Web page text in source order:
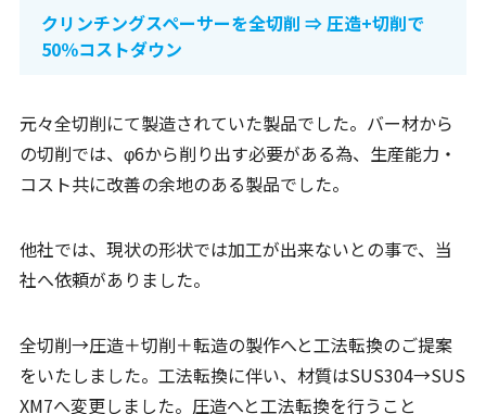
クリンチングスペーサーを全切削 ⇒ 圧造+切削で
50％コストダウン
元々全切削にて製造されていた製品でした。バー材から
の切削では、φ6から削り出す必要がある為、生産能力・
コスト共に改善の余地のある製品でした。
他社では、現状の形状では加工が出来ないとの事で、当
社へ依頼がありました。
全切削→圧造＋切削＋転造の製作へと工法転換のご提案
をいたしました。工法転換に伴い、材質はSUS304→SUS
XM7へ変更しました。圧造へと工法転換を行うこと